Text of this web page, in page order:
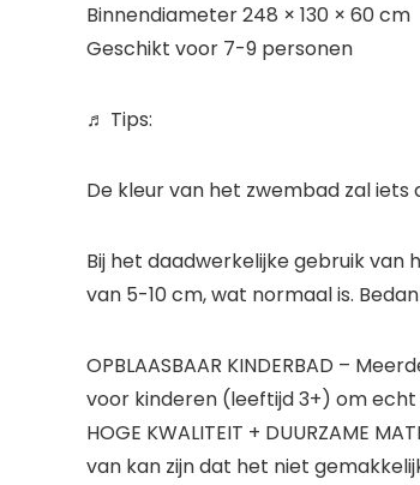
Binnendiameter 248 × 130 × 60 cm
Geschikt voor 7-9 personen
♬ Tips:
De kleur van het zwembad zal
Bij het daadwerkelijke gebruik
van 5-10 cm, wat normaal is.
OPBLAASBAAR KINDERBAD –
voor kinderen (leeftijd 3+) om
HOGE KWALITEIT + DUURZAME
van kan zijn dat het niet